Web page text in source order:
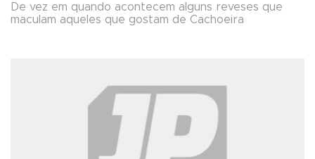
De vez em quando acontecem alguns reveses que
maculam aqueles que gostam de Cachoeira